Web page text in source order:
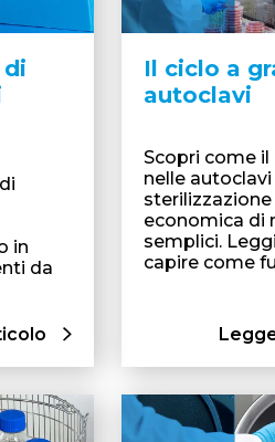
di
in
da
Il ciclo a
autoclavi
Scopri come il
nelle autoclavi
economica di
semplici.
capire come